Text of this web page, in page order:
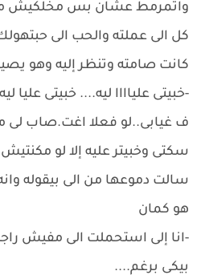
واتمرمط عشان بس مخلكيش
كل الى عملته والحب الى
كانت صامته وتنظر إليه وهو
-خبيتى علياااا ليه.... خبيتى عليا
ف غيابى..لو فعلا اغت.صاب
سكتى وخبيتر عليه إلا لو مكنتيش
سالت دموعها من الى بيقوله
هو كمان
-انا إلى استحملت الى مفيش
بيكى برغم....